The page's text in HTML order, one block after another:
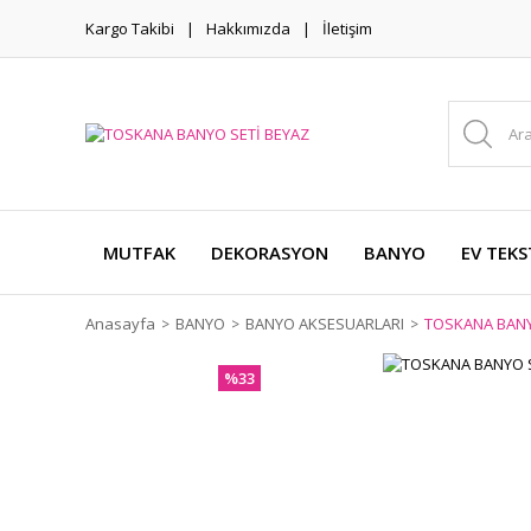
Kargo Takibi Hakkımızda İletişim
MUTFAK DEKORASYON BANYO EV
Anasayfa BANYO BANYO AKSESUARLARI TOSKANA
%33